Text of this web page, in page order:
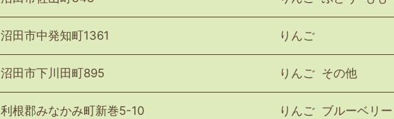
沼田市中発知町1361 りんご
沼田市下川田町895 りんご その他
利根郡みなかみ町新巻5-10 りんご ブルーベリー